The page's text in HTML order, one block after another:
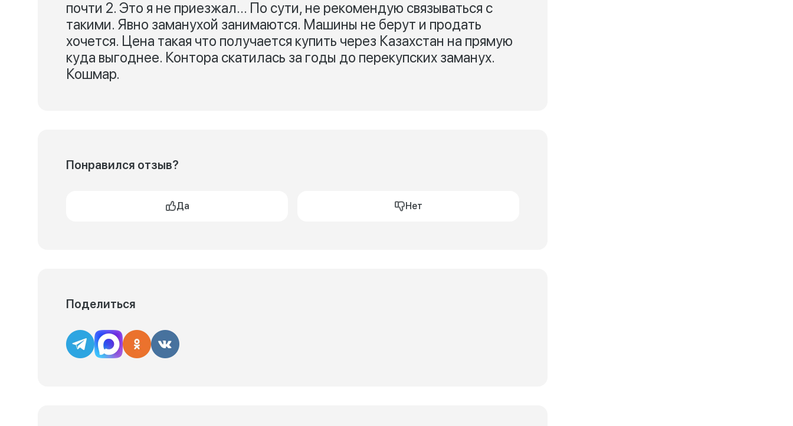
почти 2. Это я не приезжал... По сути, не рекомендую связываться с
такими. Явно заманухой занимаются. Машины не берут и продать
хочется. Цена такая что получается купить через Казахстан на прямую
куда выгоднее. Контора скатилась за годы до перекупских заманух.
Кошмар.
Понравился отзыв?
Да Нет
Поделиться